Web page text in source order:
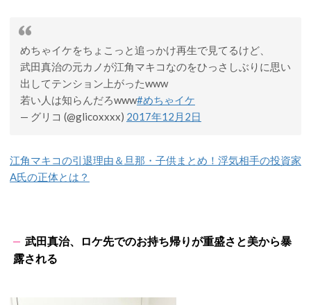
めちゃイケをちょこっと追っかけ再生で見てるけど、
武田真治の元カノが江角マキコなのをひっさしぶりに思い
出してテンション上がったwww
若い人は知らんだろwww#めちゃイケ
— グリコ (@glicoxxxx) 2017年12月2日
江角マキコの引退理由＆旦那・子供まとめ！浮気相手の投資家
A氏の正体とは？
武田真治、ロケ先でのお持ち帰りが重盛さと美から暴
露される